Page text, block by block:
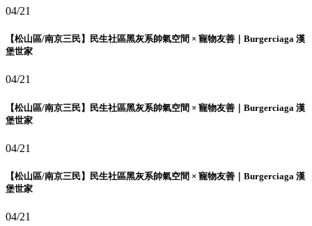
04/21
【松山區/南京三民】民生社區黑灰系帥氣空間 × 寵物友善｜Burgerciaga 漢
堡世家
04/21
【松山區/南京三民】民生社區黑灰系帥氣空間 × 寵物友善｜Burgerciaga 漢
堡世家
04/21
【松山區/南京三民】民生社區黑灰系帥氣空間 × 寵物友善｜Burgerciaga 漢
堡世家
04/21